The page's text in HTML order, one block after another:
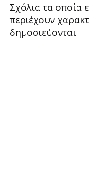
Σχόλια τα οποία
περιέχουν
δημοσιεύονται.